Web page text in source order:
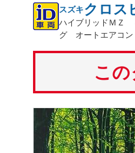
スズキクロス
ハイブリッドＭ
グ オートエアコ
こ